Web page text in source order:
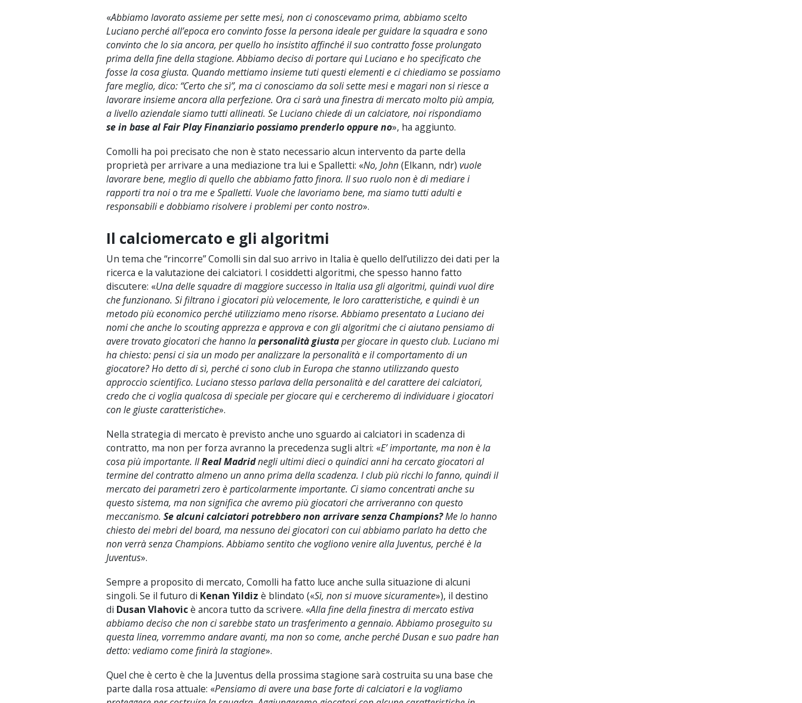
«Abbiamo lavorato assieme per sette mesi, non ci conoscevamo prima, abbiamo scelto
Luciano perché all’epoca ero convinto fosse la persona ideale per guidare la squadra e sono
convinto che lo sia ancora, per quello ho insistito affinché il suo contratto fosse prolungato
prima della fine della stagione. Abbiamo deciso di portare qui Luciano e ho specificato che
fosse la cosa giusta. Quando mettiamo insieme tuti questi elementi e ci chiediamo se possiamo
fare meglio, dico: “Certo che sì”, ma ci conosciamo da soli sette mesi e magari non si riesce a
lavorare insieme ancora alla perfezione. Ora ci sarà una finestra di mercato molto più ampia,
a livello aziendale siamo tutti allineati. Se Luciano chiede di un calciatore, noi rispondiamo
se in base al Fair Play Finanziario possiamo prenderlo oppure no», ha aggiunto.
Comolli ha poi precisato che non è stato necessario alcun intervento da parte della
proprietà per arrivare a una mediazione tra lui e Spalletti: «No, John(Elkann, ndr) vuole
lavorare bene, meglio di quello che abbiamo fatto finora. Il suo ruolo non è di mediare i
rapporti tra noi o tra me e Spalletti. Vuole che lavoriamo bene, ma siamo tutti adulti e
responsabili e dobbiamo risolvere i problemi per conto nostro».
Il calciomercato e gli algoritmi
Un tema che “rincorre” Comolli sin dal suo arrivo in Italia è quello dell’utilizzo dei dati per la
ricerca e la valutazione dei calciatori. I cosiddetti algoritmi, che spesso hanno fatto
discutere: «Una delle squadre di maggiore successo in Italia usa gli algoritmi, quindi vuol dire
che funzionano. Si filtrano i giocatori più velocemente, le loro caratteristiche, e quindi è un
metodo più economico perché utilizziamo meno risorse. Abbiamo presentato a Luciano dei
nomi che anche lo scouting apprezza e approva e con gli algoritmi che ci aiutano pensiamo di
avere trovato giocatori che hanno lapersonalità giustaper giocare in questo club. Luciano mi
ha chiesto: pensi ci sia un modo per analizzare la personalità e il comportamento di un
giocatore? Ho detto di sì, perché ci sono club in Europa che stanno utilizzando questo
approccio scientifico. Luciano stesso parlava della personalità e del carattere dei calciatori,
credo che ci voglia qualcosa di speciale per giocare qui e cercheremo di individuare i giocatori
con le giuste caratteristiche».
Nella strategia di mercato è previsto anche uno sguardo ai calciatori in scadenza di
contratto, ma non per forza avranno la precedenza sugli altri: «E’ importante, ma non è la
cosa più importante. IlReal Madridnegli ultimi dieci o quindici anni ha cercato giocatori al
termine del contratto almeno un anno prima della scadenza. I club più ricchi lo fanno, quindi il
mercato dei parametri zero è particolarmente importante. Ci siamo concentrati anche su
questo sistema, ma non significa che avremo più giocatori che arriveranno con questo
meccanismo. Se alcuni calciatori potrebbero non arrivare senza Champions?Me lo hanno
chiesto dei mebri del board, ma nessuno dei giocatori con cui abbiamo parlato ha detto che
non verrà senza Champions. Abbiamo sentito che vogliono venire alla Juventus, perché è la
Juventus».
Sempre a proposito di mercato, Comolli ha fatto luce anche sulla situazione di alcuni
singoli. Se il futuro di Kenan Yildiz è blindato («Sì, non si muove sicuramente»), il destino
di Dusan Vlahovicè ancora tutto da scrivere. «Alla fine della finestra di mercato estiva
abbiamo deciso che non ci sarebbe stato un trasferimento a gennaio. Abbiamo proseguito su
questa linea, vorremmo andare avanti, ma non so come, anche perché Dusan e suo padre han
detto: vediamo come finirà la stagione».
Quel che è certo è che la Juventus della prossima stagione sarà costruita su una base che
parte dalla rosa attuale: «Pensiamo di avere una base forte di calciatori e la vogliamo